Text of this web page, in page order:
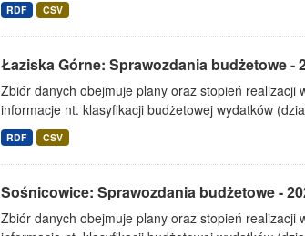
RDF CSV
Łaziska Górne: Sprawozdania budżetowe -
Zbiór danych obejmuje plany oraz stopień realizacji
informacje nt. klasyfikacji budżetowej wydatków
RDF CSV
Sośnicowice: Sprawozdania budżetowe -
Zbiór danych obejmuje plany oraz stopień realizacji